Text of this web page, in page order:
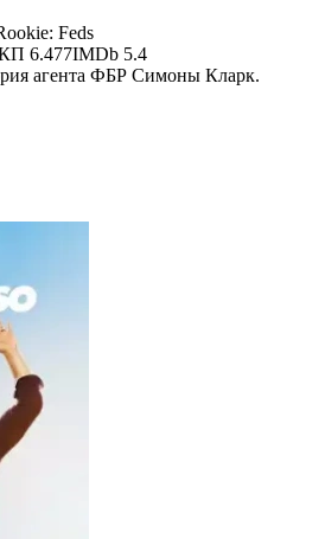
Feds
6.477IMDb 5.4
агента ФБР Симоны Кларк.